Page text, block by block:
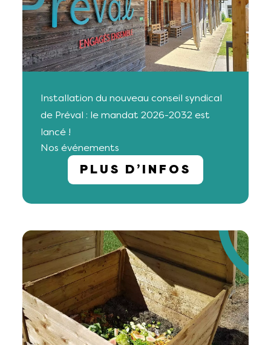
Installation du nouveau conseil syndical
de Préval : le mandat 2026-2032 est
lancé !
Nos événements
PLUS D’INFOS